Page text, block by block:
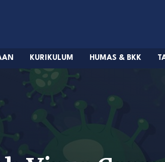
KURIKULUM HUMAS & BKK